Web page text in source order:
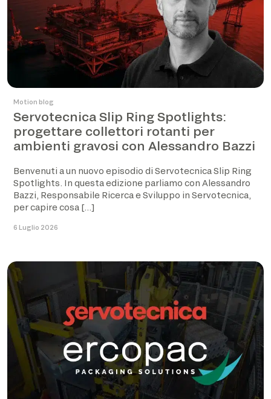
Motion blog
Servotecnica Slip Ring Spotlights:
progettare collettori rotanti per
ambienti gravosi con Alessandro Bazzi
Benvenuti a un nuovo episodio di Servotecnica Slip Ring
Spotlights. In questa edizione parliamo con Alessandro
Bazzi, Responsabile Ricerca e Sviluppo in Servotecnica,
per capire cosa […]
6 Luglio 2026